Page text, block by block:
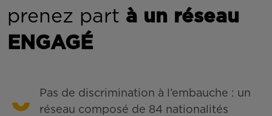
prenez part à un réseau
ENGAGÉ
Pas de discrimination à l’embauche : un
réseau composé de 84 nationalités